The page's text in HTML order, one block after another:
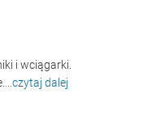
i wciągarki.
...czytaj dalej